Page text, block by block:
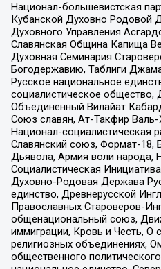
Национал-большевистская
Кубанской Духовно Родовой
Духовного Управления
Славянская Община Капища
Духовная Семинария
Богодержавию, Таблиги
Русское национальное
социалистическое общество,
Объединенный Вилайат
Союз славян, Ат-Такфир
Национал-социалистическая
Славянский союз, Формат-18,
Дьявола, Армия воли народа,
Социалистическая
Духовно-Родовая Держава
единство, Древнерусской
Православных Староверов-
общенациональный союз,
иммиграции, Кровь и Честь, О
религиозных объединениях,
общественного